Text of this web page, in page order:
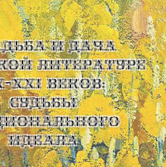
И ДАЧА
ЛИТЕРАТУРЕ
XXI ВЕКОВ:
СУДЬБЫ
ИДЕАЛА